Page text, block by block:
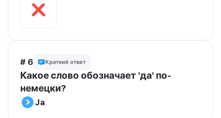
# 6 Краткий ответ
Какое слово обозначает 'да' по-
немецки?
Ja